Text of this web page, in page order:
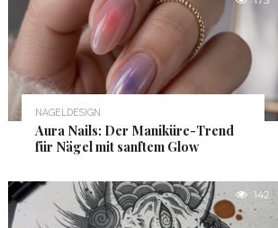
NAGELDESIGN
Aura Nails: Der Maniküre-Trend
für Nägel mit sanftem Glow
142